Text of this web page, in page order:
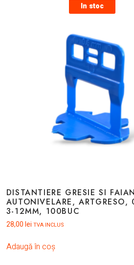
In stoc
DISTANTIERE GRESIE SI
AUTONIVELARE, ARTGRESO,
3-12MM, 100BUC
28,00 lei TVA INCLUS
Adaugă în coș